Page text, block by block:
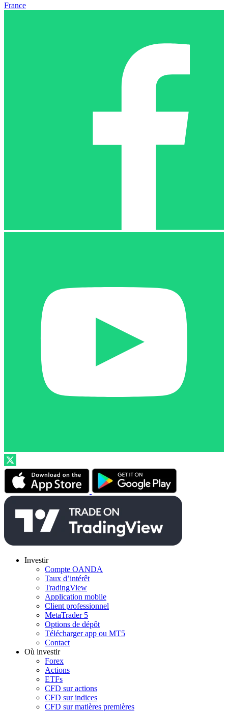
France
Investir
Compte OANDA
Taux d’intérêt
TradingView
Application mobile
Client professionnel
MetaTrader 5
Options de dépôt
Télécharger app ou MT5
Contact
Où investir
Forex
Actions
ETFs
CFD sur actions
CFD sur indices
CFD sur matières premières